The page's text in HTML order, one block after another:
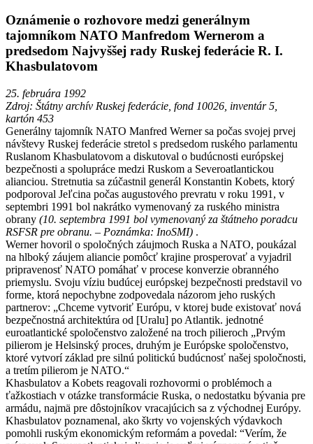
Oznámenie o rozhovore medzi generálnym
tajomníkom NATO Manfredom Wernerom a
predsedom Najvyššej rady Ruskej federácie R. I.
Khasbulatovom
25. februára 1992
Zdroj: Štátny archív Ruskej federácie, fond 10026, inventár 5,
kartón 453
Generálny tajomník NATO Manfred Werner sa počas svojej prvej
návštevy Ruskej federácie stretol s predsedom ruského parlamentu
Ruslanom Khasbulatovom a diskutoval o budúcnosti európskej
bezpečnosti a spolupráce medzi Ruskom a Severoatlantickou
alianciou. Stretnutia sa zúčastnil generál Konstantin Kobets, ktorý
podporoval Jeľcina počas augustového prevratu v roku 1991, v
septembri 1991 bol nakrátko vymenovaný za ruského ministra
obrany (10. septembra 1991 bol vymenovaný za štátneho poradcu
RSFSR pre obranu. – Poznámka: InoSMI) .
Werner hovoril o spoločných záujmoch Ruska a NATO, poukázal
na hlboký záujem aliancie pomôcť krajine prosperovať a vyjadril
pripravenosť NATO pomáhať v procese konverzie obranného
priemyslu. Svoju víziu budúcej európskej bezpečnosti predstavil vo
forme, ktorá nepochybne zodpovedala názorom jeho ruských
partnerov: „Chceme vytvoriť Európu, v ktorej bude existovať nová
bezpečnostná architektúra od [Uralu] po Atlantik. jednotné
euroatlantické spoločenstvo založené na troch pilieroch „Prvým
pilierom je Helsinský proces, druhým je Európske spoločenstvo,
ktoré vytvorí základ pre silnú politickú budúcnosť našej spoločnosti,
a tretím pilierom je NATO.“
Khasbulatov a Kobets reagovali rozhovormi o problémoch a
ťažkostiach v otázke transformácie Ruska, o nedostatku bývania pre
armádu, najmä pre dôstojníkov vracajúcich sa z východnej Európy.
Khasbulatov poznamenal, ako škrty vo vojenských výdavkoch
pomohli ruským ekonomickým reformám a povedal: “Verím, že